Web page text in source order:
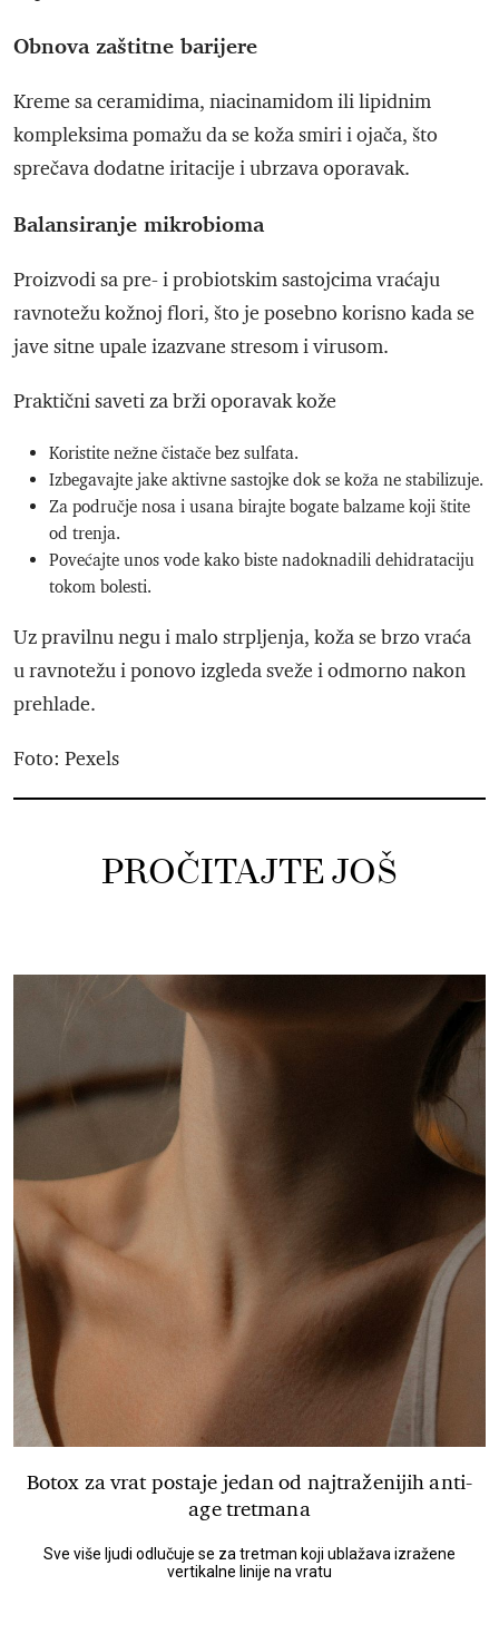
Obnova zaštitne barijere
Kreme sa ceramidima, niacinamidom ili lipidnim
kompleksima pomažu da se koža smiri i ojača, što
sprečava dodatne iritacije i ubrzava oporavak.
Balansiranje mikrobioma
Proizvodi sa pre- i probiotskim sastojcima vraćaju
ravnotežu kožnoj flori, što je posebno korisno kada se
jave sitne upale izazvane stresom i virusom.
Praktični saveti za brži oporavak kože
Koristite nežne čistače bez sulfata.
Izbegavajte jake aktivne sastojke dok se koža ne stabilizuje.
Za područje nosa i usana birajte bogate balzame koji štite
od trenja.
Povećajte unos vode kako biste nadoknadili dehidrataciju
tokom bolesti.
Uz pravilnu negu i malo strpljenja, koža se brzo vraća
u ravnotežu i ponovo izgleda sveže i odmorno nakon
prehlade.
Foto: Pexels
PROČITAJTE JOŠ
Botox za vrat postaje jedan od najtraženijih anti-
age tretmana
Sve više ljudi odlučuje se za tretman koji ublažava izražene
vertikalne linije na vratu